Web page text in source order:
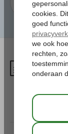
Kan
mee
met de